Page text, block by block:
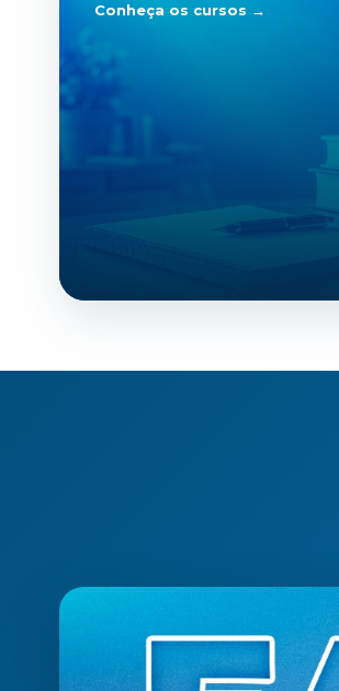
Conheça os cursos →